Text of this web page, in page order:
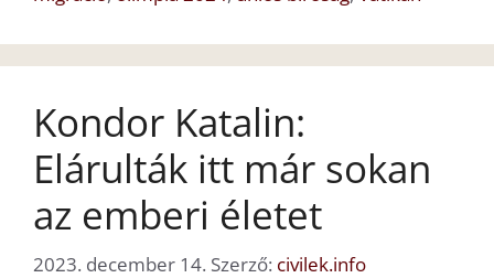
Kondor Katalin:
Elárulták itt már sokan
az emberi életet
2023. december 14. Szerző: civilek.info